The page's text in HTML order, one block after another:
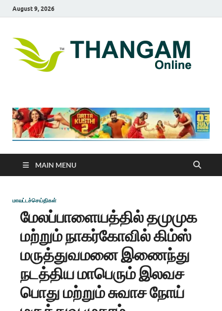
August 9, 2026
MAIN MENU
மாவட்டச்செய்திகள்
மேலப்பாளையத்தில் தமுமுக
மற்றும் நாகர்கோவில் கிம்ஸ்
மருத்துவமனை இணைந்து
நடத்திய மாபெரும் இலவச
பொது மற்றும் சுவாச நோய்